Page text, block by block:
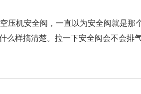
压机安全阀，一直以为安全阀就是那
样搞清楚。拉一下安全阀会不会排